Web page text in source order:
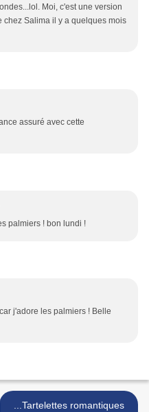
Moi, c'est une version
chez Salima il y a quelques mois
assuré avec cette
palmiers ! bon lundi !
j'adore les palmiers ! Belle
...Tartelettes romantiques